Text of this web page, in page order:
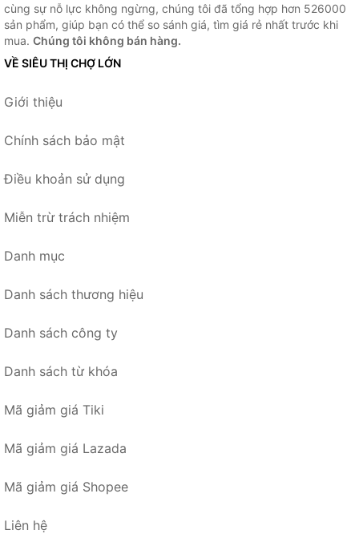
cùng sự nỗ lực không ngừng, chúng tôi đã tổng hợp hơn 526000
sản phẩm, giúp bạn có thể so sánh giá, tìm giá rẻ nhất trước khi
mua. Chúng tôi không bán hàng.
VỀ SIÊU THỊ CHỢ LỚN
Giới thiệu
Chính sách bảo mật
Điều khoản sử dụng
Miễn trừ trách nhiệm
Danh mục
Danh sách thương hiệu
Danh sách công ty
Danh sách từ khóa
Mã giảm giá Tiki
Mã giảm giá Lazada
Mã giảm giá Shopee
Liên hệ